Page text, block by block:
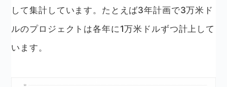
して集計しています。たとえば3年計画で3万米ド
ルのプロジェクトは各年に1万米ドルずつ計上して
います。